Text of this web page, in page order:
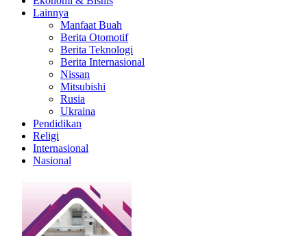
Lainnya
Manfaat Buah
Berita Otomotif
Berita Teknologi
Berita Internasional
Nissan
Mitsubishi
Rusia
Ukraina
Pendidikan
Religi
Internasional
Nasional